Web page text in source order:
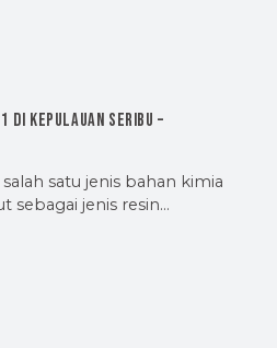
di Kepulauan Seribu –
satu jenis bahan kimia
sebagai jenis resin…